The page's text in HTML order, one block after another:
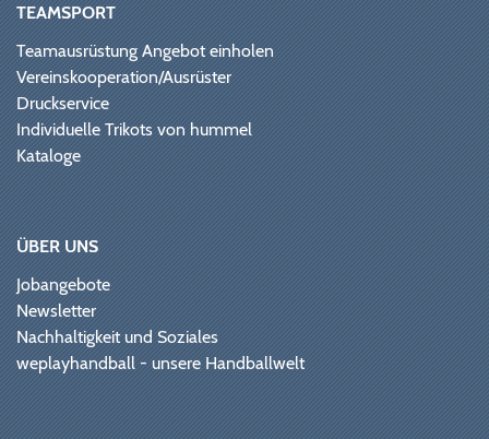
TEAMSPORT
Teamausrüstung Angebot einholen
Vereinskooperation/Ausrüster
Druckservice
Individuelle Trikots von hummel
Kataloge
ÜBER UNS
Jobangebote
Newsletter
Nachhaltigkeit und Soziales
weplayhandball - unsere Handballwelt